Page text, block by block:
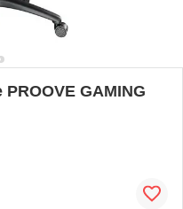
PROOVE GAMING